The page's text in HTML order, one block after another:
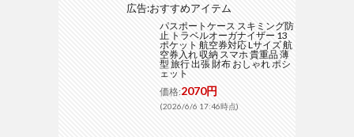
広告:おすすめアイテム
パスポートケース スキミング防
止 トラベルオーガナイザー 13
ポケット 航空券対応 Lサイズ 航
空券入れ 収納 スマホ 貴重品 薄
型 旅行 出張 財布 おしゃれ ポシ
ェット
価格:2070円
(2026/6/6 17:46時点)